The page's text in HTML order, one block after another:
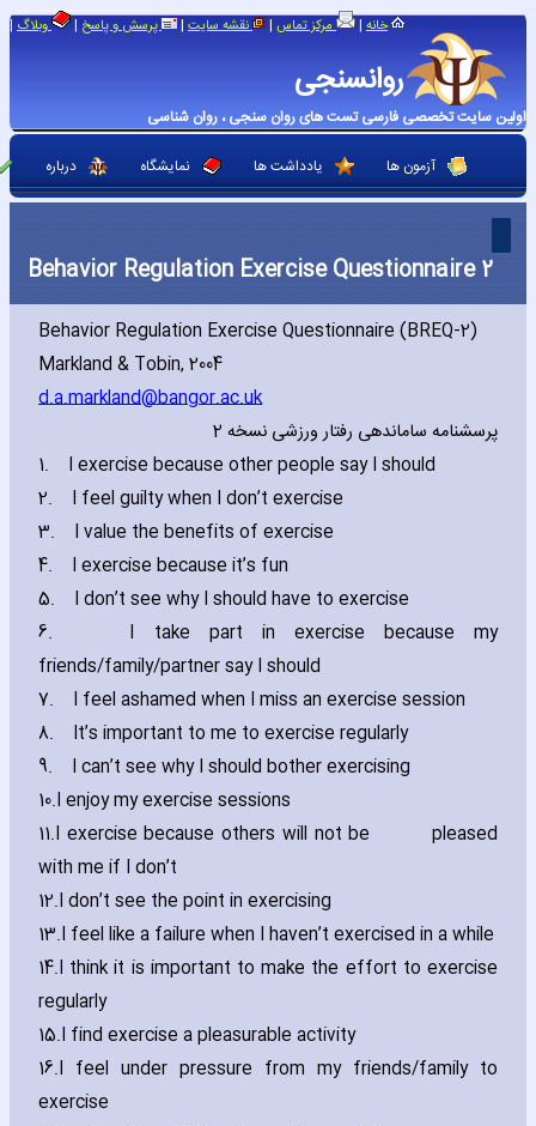
روانسنجی
اولین سایت تخصصی فارسی تست های روان سنجی ، روان شناسی
خانه | مرکز تماس | نقشه سایت | پرسش و پاسخ | وبلاگ |
آزمون ها یادداشت ها نمایشگاه درباره
Behavior Regulation Exercise Questionnaire 2
Behavior Regulation Exercise Questionnaire (BREQ-2)
Markland & Tobin‚ 2004
d.a.markland@bangor.ac.uk
پرسشنامه ساماندهی رفتار ورزشی نسخه 2
1.
I exercise because other people say I should
2.
I feel guilty when I don’t exercise
3.
I value the benefits of exercise
4.
I exercise because it’s fun
5.
I don’t see why I should have to exercise
6.
I take part in exercise because my
friends/family/partner say I should
7.
I feel ashamed when I miss an exercise session
8.
It’s important to me to exercise regularly
9.
I can’t see why I should bother exercising
10.I enjoy my exercise sessions
11.I exercise because others will not be pleased
with me if I don’t
12.I don’t see the point in exercising
13.I feel like a failure when I haven’t exercised in a while
14.I think it is important to make the effort to exercise
regularly
15.I find exercise a pleasurable activity
16.I feel under pressure from my friends/family to
exercise